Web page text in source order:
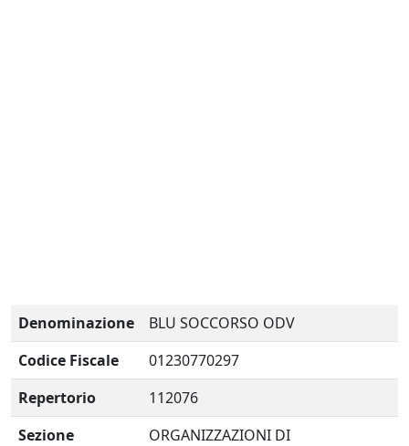
Denominazione
BLU SOCCORSO ODV
Codice Fiscale
01230770297
Repertorio
112076
Sezione
ORGANIZZAZIONI DI